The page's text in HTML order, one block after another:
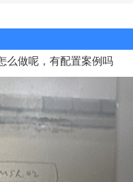
么做呢，有配置案例吗